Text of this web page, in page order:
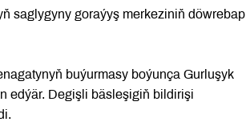
saglygyny goraýyş merkeziniň döwrebap
buýurmasy boýunça Gurluşyk
edýär. Degişli bäsleşigiň bildirişi